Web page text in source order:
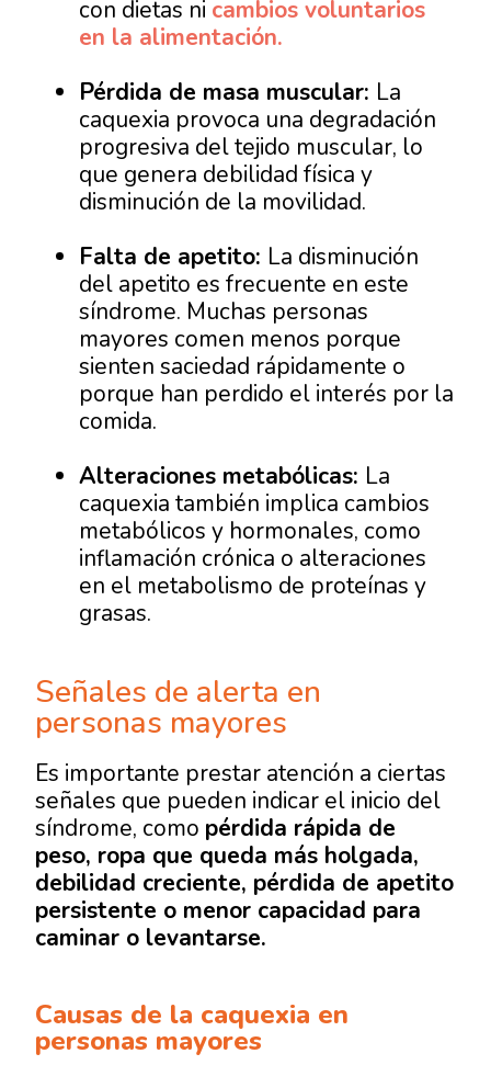
con dietas ni cambios voluntarios
en la alimentación.
Pérdida de masa muscular: La
caquexia provoca una degradación
progresiva del tejido muscular, lo
que genera debilidad física y
disminución de la movilidad.
Falta de apetito: La disminución
del apetito es frecuente en este
síndrome. Muchas personas
mayores comen menos porque
sienten saciedad rápidamente o
porque han perdido el interés por la
comida.
Alteraciones metabólicas: La
caquexia también implica cambios
metabólicos y hormonales, como
inflamación crónica o alteraciones
en el metabolismo de proteínas y
grasas.
Señales de alerta en
personas mayores
Es importante prestar atención a ciertas
señales que pueden indicar el inicio del
síndrome, como pérdida rápida de
peso, ropa que queda más holgada,
debilidad creciente, pérdida de apetito
persistente o menor capacidad para
caminar o levantarse.
Causas de la caquexia en
personas mayores